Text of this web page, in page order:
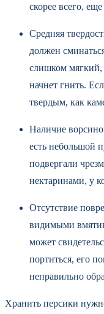
скорее всего,
Средняя
должен
слишком мягкий,
начнет гнить.
твердым, как
Наличие
есть небольшой
подвергали
нектаринами, у
Отсутствие
видимыми
может
портиться, его
неправильно
Хранить персики